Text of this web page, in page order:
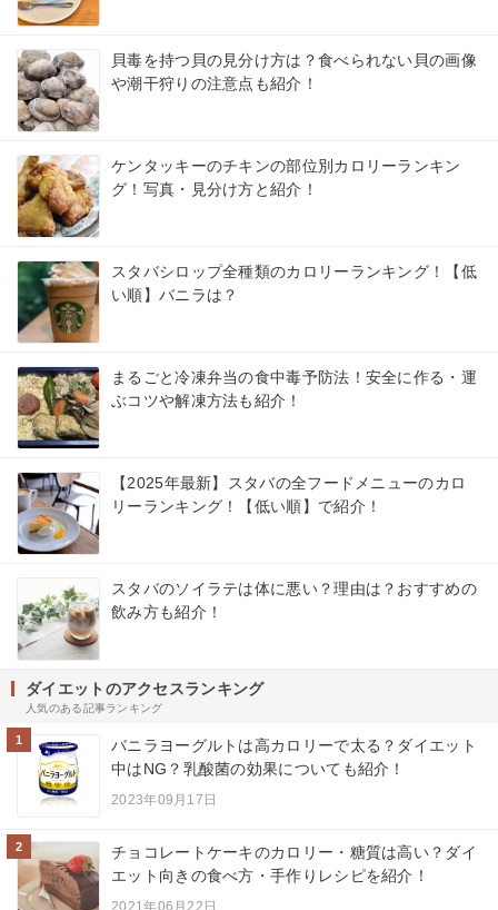
貝毒を持つ貝の見分け方は？食べられない貝の画像
や潮干狩りの注意点も紹介！
ケンタッキーのチキンの部位別カロリーランキン
グ！写真・見分け方と紹介！
スタバシロップ全種類のカロリーランキング！【低
い順】バニラは？
まるごと冷凍弁当の食中毒予防法！安全に作る・運
ぶコツや解凍方法も紹介！
【2025年最新】スタバの全フードメニューのカロ
リーランキング！【低い順】で紹介！
スタバのソイラテは体に悪い？理由は？おすすめの
飲み方も紹介！
ダイエットのアクセスランキング
人気のある記事ランキング
1
バニラヨーグルトは高カロリーで太る？ダイエット
中はNG？乳酸菌の効果についても紹介！
2023年09月17日
2
チョコレートケーキのカロリー・糖質は高い？ダイ
エット向きの食べ方・手作りレシピを紹介！
2021年06月22日